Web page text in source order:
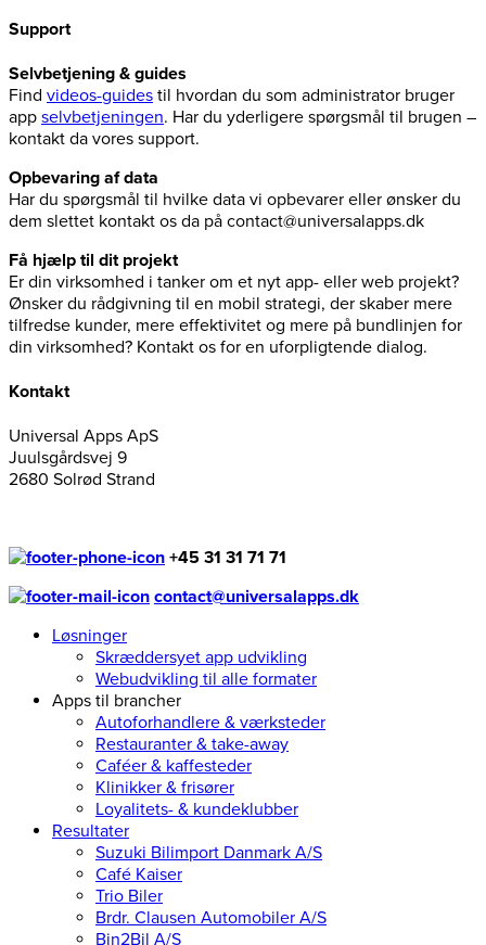
Support
Selvbetjening & guides
Find videos-guides til hvordan du som administrator bruger
app selvbetjeningen. Har du yderligere spørgsmål til brugen –
kontakt da vores support.
Opbevaring af data
Har du spørgsmål til hvilke data vi opbevarer eller ønsker du
dem slettet kontakt os da på contact@universalapps.dk
Få hjælp til dit projekt
Er din virksomhed i tanker om et nyt app- eller web projekt?
Ønsker du rådgivning til en mobil strategi, der skaber mere
tilfredse kunder, mere effektivitet og mere på bundlinjen for
din virksomhed? Kontakt os for en uforpligtende dialog.
Kontakt
Universal Apps ApS
Juulsgårdsvej 9
2680 Solrød Strand
+45 31 31 71 71
contact@universalapps.dk
Løsninger
Skræddersyet app udvikling
Webudvikling til alle formater
Apps til brancher
Autoforhandlere & værksteder
Restauranter & take-away
Caféer & kaffesteder
Klinikker & frisører
Loyalitets- & kundeklubber
Resultater
Suzuki Bilimport Danmark A/S
Café Kaiser
Trio Biler
Brdr. Clausen Automobiler A/S
Bin2Bil A/S